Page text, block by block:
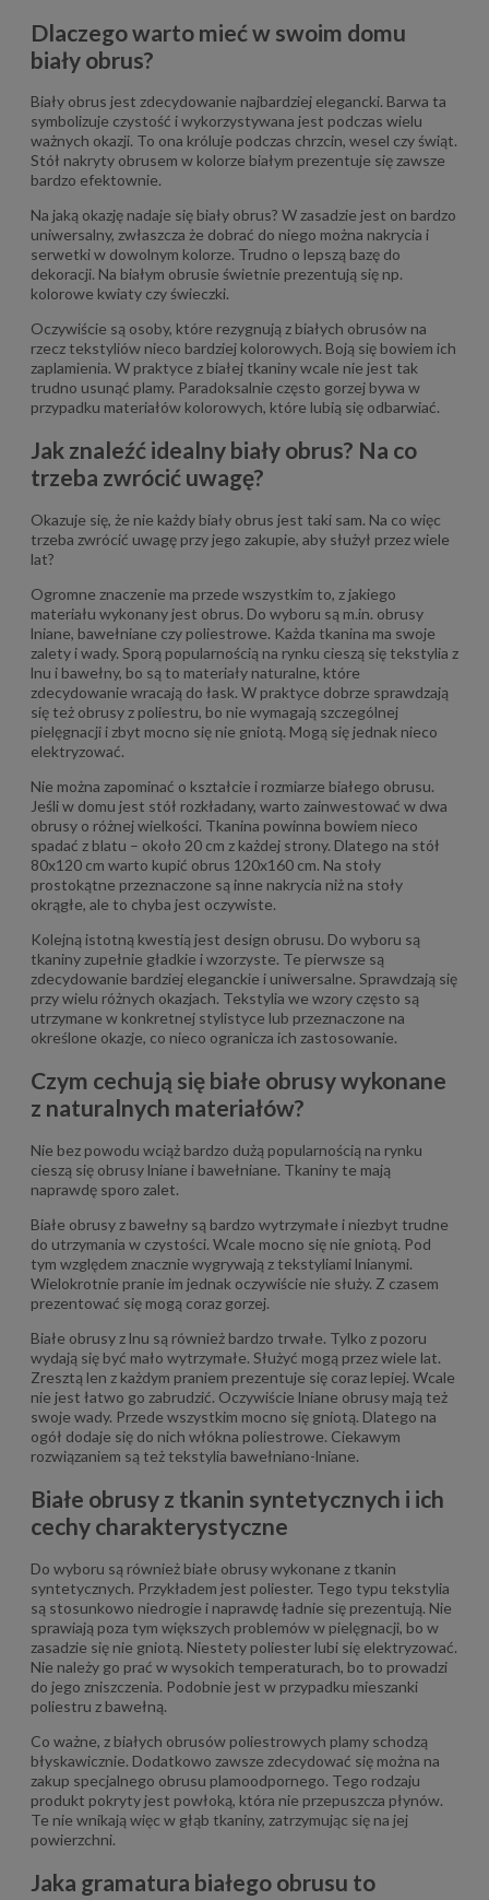
Dlaczego warto mieć w swoim domu
biały obrus?
Biały obrus jest zdecydowanie najbardziej elegancki. Barwa ta
symbolizuje czystość i wykorzystywana jest podczas wielu
ważnych okazji. To ona króluje podczas chrzcin, wesel czy świąt.
Stół nakryty obrusem w kolorze białym prezentuje się zawsze
bardzo efektownie.
Na jaką okazję nadaje się biały obrus? W zasadzie jest on bardzo
uniwersalny, zwłaszcza że dobrać do niego można nakrycia i
serwetki w dowolnym kolorze. Trudno o lepszą bazę do
dekoracji. Na białym obrusie świetnie prezentują się np.
kolorowe kwiaty czy świeczki.
Oczywiście są osoby, które rezygnują z białych obrusów na
rzecz tekstyliów nieco bardziej kolorowych. Boją się bowiem ich
zaplamienia. W praktyce z białej tkaniny wcale nie jest tak
trudno usunąć plamy. Paradoksalnie często gorzej bywa w
przypadku materiałów kolorowych, które lubią się odbarwiać.
Jak znaleźć idealny biały obrus? Na co
trzeba zwrócić uwagę?
Okazuje się, że nie każdy biały obrus jest taki sam. Na co więc
trzeba zwrócić uwagę przy jego zakupie, aby służył przez wiele
lat?
Ogromne znaczenie ma przede wszystkim to, z jakiego
materiału wykonany jest obrus. Do wyboru są m.in. obrusy
lniane, bawełniane czy poliestrowe. Każda tkanina ma swoje
zalety i wady. Sporą popularnością na rynku cieszą się tekstylia z
lnu i bawełny, bo są to materiały naturalne, które
zdecydowanie wracają do łask. W praktyce dobrze sprawdzają
się też obrusy z poliestru, bo nie wymagają szczególnej
pielęgnacji i zbyt mocno się nie gniotą. Mogą się jednak nieco
elektryzować.
Nie można zapominać o kształcie i rozmiarze białego obrusu.
Jeśli w domu jest stół rozkładany, warto zainwestować w dwa
obrusy o różnej wielkości. Tkanina powinna bowiem nieco
spadać z blatu – około 20 cm z każdej strony. Dlatego na stół
80x120 cm warto kupić obrus 120x160 cm. Na stoły
prostokątne przeznaczone są inne nakrycia niż na stoły
okrągłe, ale to chyba jest oczywiste.
Kolejną istotną kwestią jest design obrusu. Do wyboru są
tkaniny zupełnie gładkie i wzorzyste. Te pierwsze są
zdecydowanie bardziej eleganckie i uniwersalne. Sprawdzają się
przy wielu różnych okazjach. Tekstylia we wzory często są
utrzymane w konkretnej stylistyce lub przeznaczone na
określone okazje, co nieco ogranicza ich zastosowanie.
Czym cechują się białe obrusy wykonane
z naturalnych materiałów?
Nie bez powodu wciąż bardzo dużą popularnością na rynku
cieszą się obrusy lniane i bawełniane. Tkaniny te mają
naprawdę sporo zalet.
Białe obrusy z bawełny są bardzo wytrzymałe i niezbyt trudne
do utrzymania w czystości. Wcale mocno się nie gniotą. Pod
tym względem znacznie wygrywają z tekstyliami lnianymi.
Wielokrotnie pranie im jednak oczywiście nie służy. Z czasem
prezentować się mogą coraz gorzej.
Białe obrusy z lnu są również bardzo trwałe. Tylko z pozoru
wydają się być mało wytrzymałe. Służyć mogą przez wiele lat.
Zresztą len z każdym praniem prezentuje się coraz lepiej. Wcale
nie jest łatwo go zabrudzić. Oczywiście lniane obrusy mają też
swoje wady. Przede wszystkim mocno się gniotą. Dlatego na
ogół dodaje się do nich włókna poliestrowe. Ciekawym
rozwiązaniem są też tekstylia bawełniano-lniane.
Białe obrusy z tkanin syntetycznych i ich
cechy charakterystyczne
Do wyboru są również białe obrusy wykonane z tkanin
syntetycznych. Przykładem jest poliester. Tego typu tekstylia
są stosunkowo niedrogie i naprawdę ładnie się prezentują. Nie
sprawiają poza tym większych problemów w pielęgnacji, bo w
zasadzie się nie gniotą. Niestety poliester lubi się elektryzować.
Nie należy go prać w wysokich temperaturach, bo to prowadzi
do jego zniszczenia. Podobnie jest w przypadku mieszanki
poliestru z bawełną.
Co ważne, z białych obrusów poliestrowych plamy schodzą
błyskawicznie. Dodatkowo zawsze zdecydować się można na
zakup specjalnego obrusu plamoodpornego. Tego rodzaju
produkt pokryty jest powłoką, która nie przepuszcza płynów.
Te nie wnikają więc w głąb tkaniny, zatrzymując się na jej
powierzchni.
Jaka gramatura białego obrusu to